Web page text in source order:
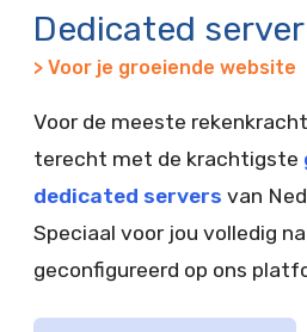
Dedicated server
> Voor je groeiende website
Voor de meeste
terecht met de krachtigste
dedicated servers van
Speciaal voor jou volledig
geconfigureerd op ons